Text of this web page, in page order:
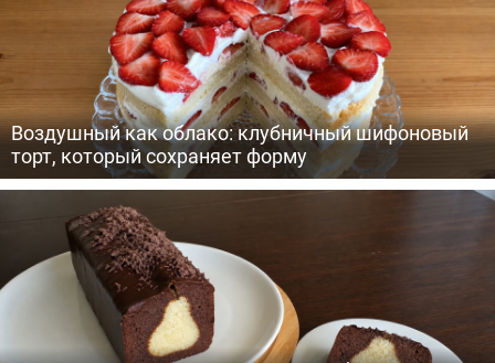
Воздушный как облако: клубничный шифоновый
торт, который сохраняет форму